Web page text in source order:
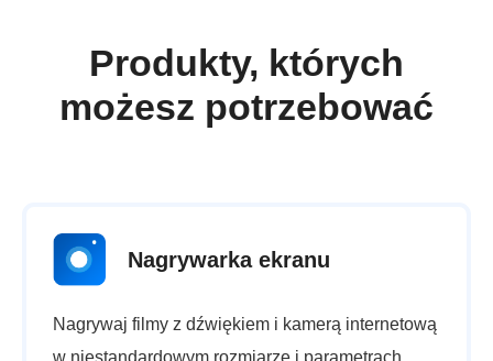
Produkty, których
możesz potrzebować
Nagrywarka ekranu
Nagrywaj filmy z dźwiękiem i kamerą internetową
w niestandardowym rozmiarze i parametrach